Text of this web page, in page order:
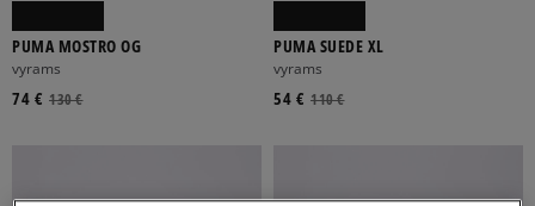
PUMA MOSTRO OG
vyrams
130 €
74 €
PUMA SUEDE XL
vyrams
110 €
54 €